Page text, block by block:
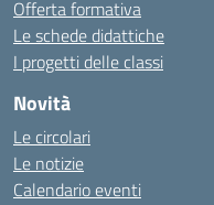
Offerta formativa
Le schede didattiche
I progetti delle classi
Novità
Le circolari
Le notizie
Calendario eventi